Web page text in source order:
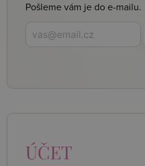
Pošleme vám je do e-mailu.
ÚČET